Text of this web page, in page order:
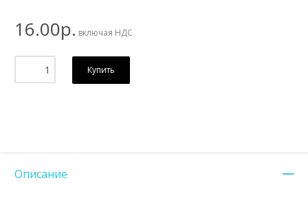
16.00р. включая НДС
Купить
Описание